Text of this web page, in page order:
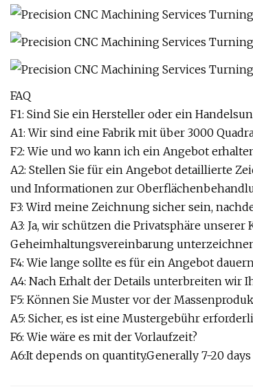
FAQ
F1: Sind Sie ein Hersteller oder ein
A1: Wir sind eine Fabrik mit über 3000
F2: Wie und wo kann ich ein Angebot
A2: Stellen Sie für ein Angebot detaillierte
und Informationen zur
F3: Wird meine Zeichnung sicher sein,
A3: Ja, wir schützen die Privatsphäre
Geheimhaltungsvereinbarung
F4: Wie lange sollte es für ein Angebot
A4: Nach Erhalt der Details unterbreiten wir
F5: Können Sie Muster vor der
A5: Sicher, es ist eine Mustergebühr
F6: Wie wäre es mit der Vorlaufzeit?
A6:It depends on quantity.Generally 7-20